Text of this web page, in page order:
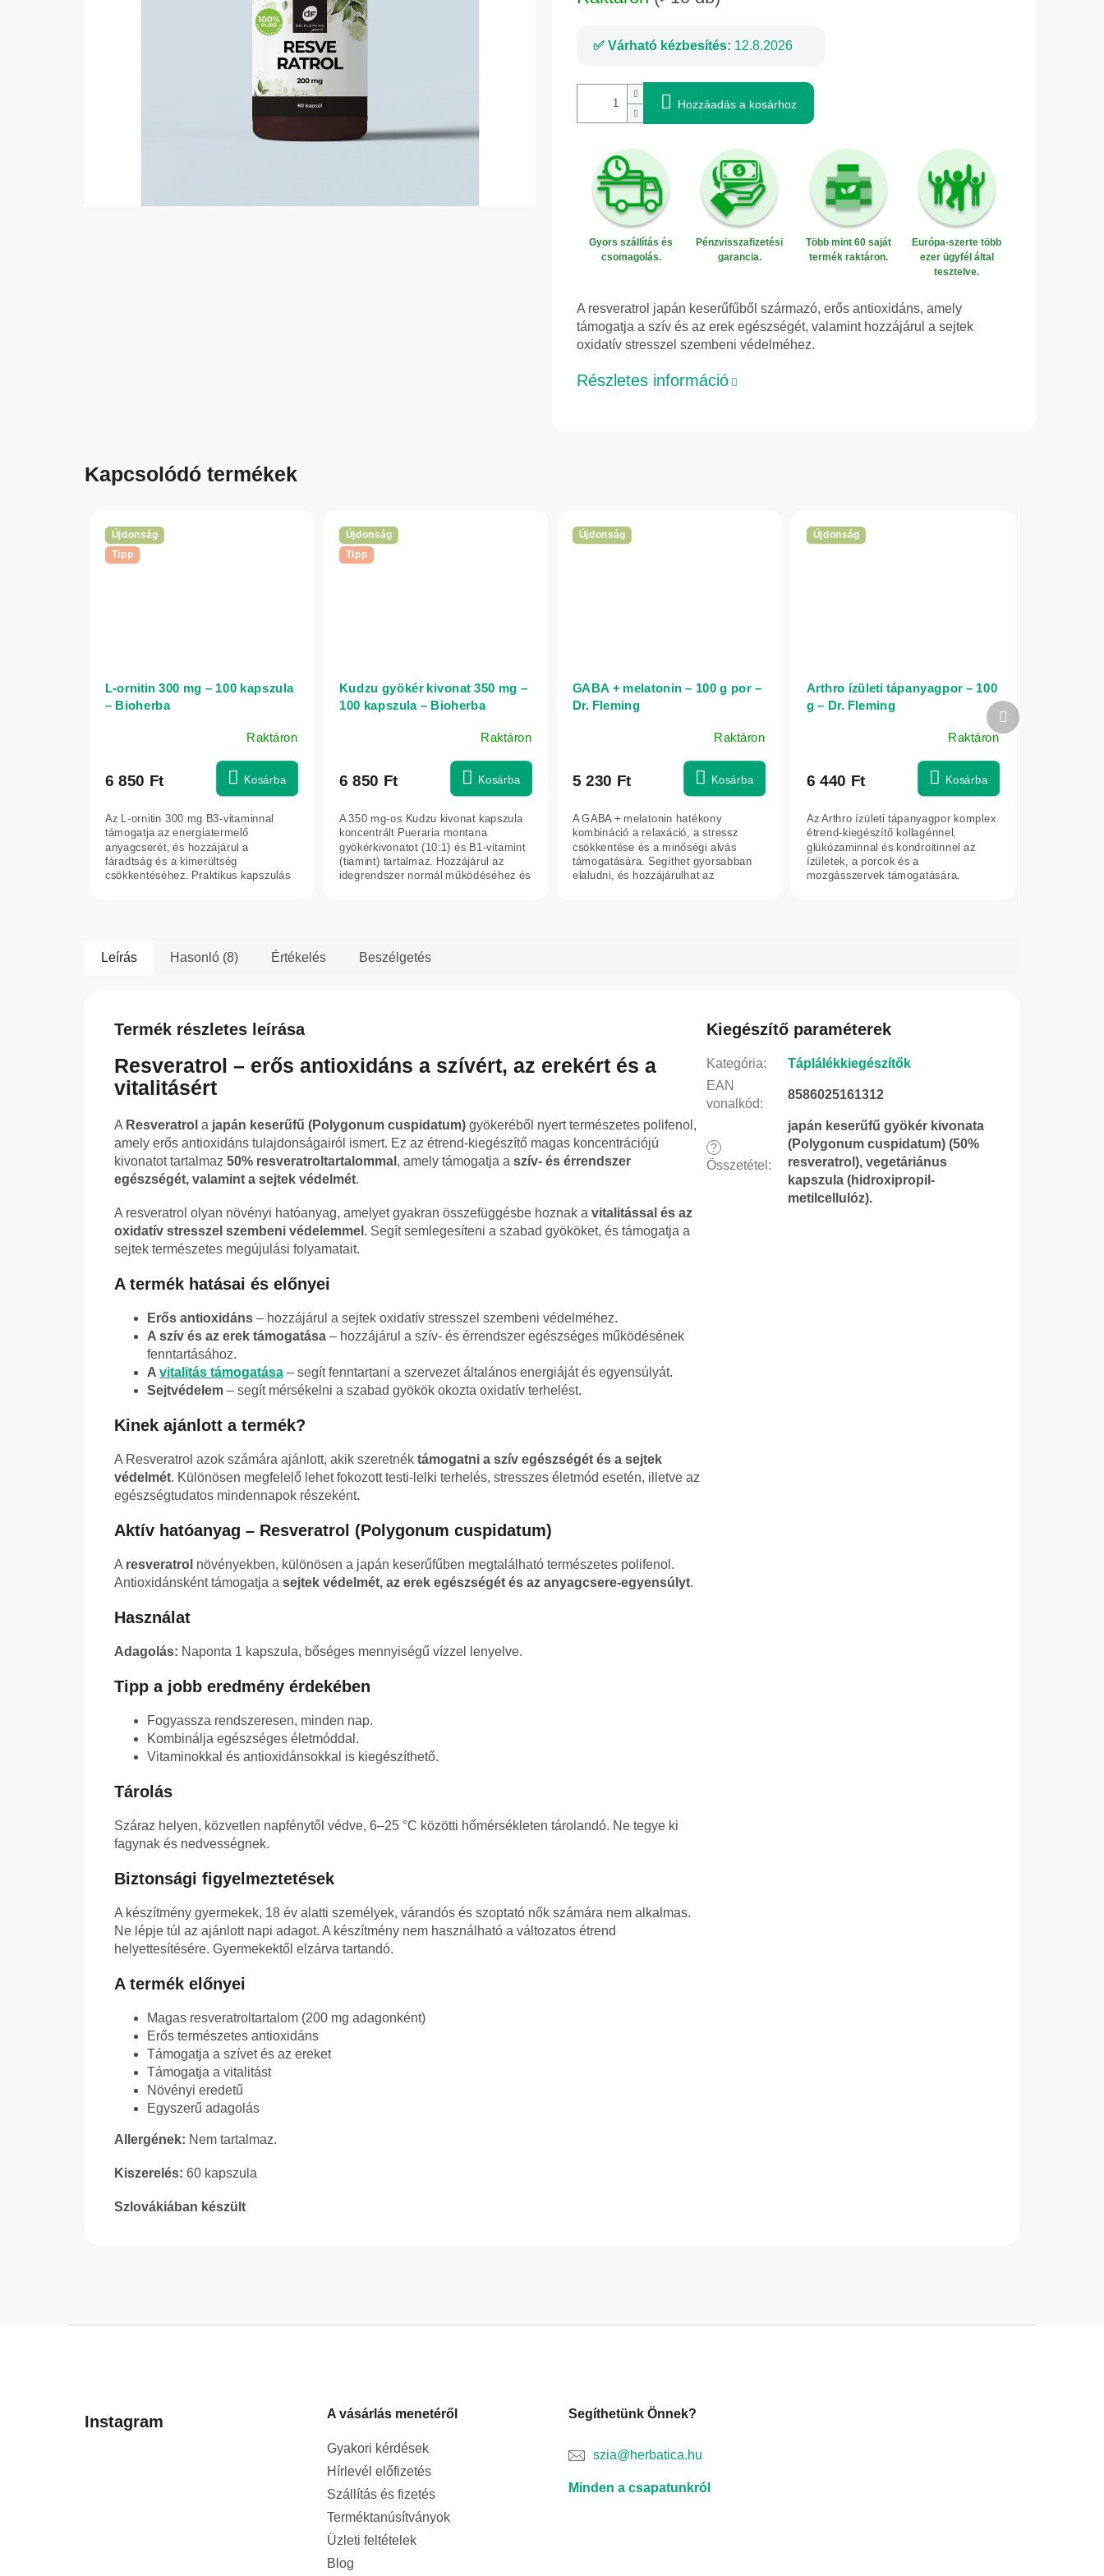
Várható kézbesítés: 12.8.2026
Hozzáadás a kosárhoz
Gyors szállítás és
csomagolás.
Pénzvisszafizetési
garancia.
Több mint 60 saját
termék raktáron.
Európa-szerte több
ezer ügyfél által
tesztelve.
A resveratrol japán keserűfűből származó, erős antioxidáns, amely
támogatja a szív és az erek egészségét, valamint hozzájárul a sejtek
oxidatív stresszel szembeni védelméhez.
Részletes információ
Kapcsolódó termékek
Újdonság
Tipp
L-ornitin 300 mg – 100 kapszula
– Bioherba
Raktáron
6 850 Ft Kosárba
Az L-ornitin 300 mg B3-vitaminnal
támogatja az energiatermelő
anyagcserét, és hozzájárul a
fáradtság és a kimerültség
csökkentéséhez. Praktikus kapszulás
Újdonság
Tipp
Kudzu gyökér kivonat 350 mg –
100 kapszula – Bioherba
Raktáron
6 850 Ft Kosárba
A 350 mg-os Kudzu kivonat kapszula
koncentrált Pueraria montana
gyökérkivonatot (10:1) és B1-vitamint
(tiamint) tartalmaz. Hozzájárul az
idegrendszer normál működéséhez és
Újdonság
GABA + melatonin – 100 g por –
Dr. Fleming
Raktáron
5 230 Ft Kosárba
A GABA + melatonin hatékony
kombináció a relaxáció, a stressz
csökkentése és a minőségi alvás
támogatására. Segíthet gyorsabban
elaludni, és hozzájárulhat az
Újdonság
Arthro ízületi tápanyagpor – 100
g – Dr. Fleming
Raktáron
6 440 Ft Kosárba
Az Arthro ízületi tápanyagpor komplex
étrend-kiegészítő kollagénnel,
glükózaminnal és kondroitinnel az
ízületek, a porcok és a
mozgásszervek támogatására.
Következő
termék
Leírás Hasonló (8) Értékelés Beszélgetés
Termék részletes leírása
Resveratrol – erős antioxidáns a szívért, az erekért és a
vitalitásért
A Resveratrol a japán keserűfű (Polygonum cuspidatum) gyökeréből nyert természetes polifenol,
amely erős antioxidáns tulajdonságairól ismert. Ez az étrend-kiegészítő magas koncentrációjú
kivonatot tartalmaz 50% resveratroltartalommal , amely támogatja a szív- és érrendszer
egészségét, valamint a sejtek védelmét.
A resveratrol olyan növényi hatóanyag, amelyet gyakran összefüggésbe hoznak a vitalitással és az
oxidatív stresszel szembeni védelemmel . Segít semlegesíteni a szabad gyököket, és támogatja a
sejtek természetes megújulási folyamatait.
A termék hatásai és előnyei
Erős antioxidáns – hozzájárul a sejtek oxidatív stresszel szembeni védelméhez.
A szív és az erek támogatása – hozzájárul a szív- és érrendszer egészséges működésének
fenntartásához.
A vitalitás támogatása – segít fenntartani a szervezet általános energiáját és egyensúlyát.
Sejtvédelem – segít mérsékelni a szabad gyökök okozta oxidatív terhelést.
Kinek ajánlott a termék?
A Resveratrol azok számára ajánlott, akik szeretnék támogatni a szív egészségét és a sejtek
védelmét. Különösen megfelelő lehet fokozott testi-lelki terhelés, stresszes életmód esetén, illetve az
egészségtudatos mindennapok részeként.
Aktív hatóanyag – Resveratrol (Polygonum cuspidatum)
A resveratrol növényekben, különösen a japán keserűfűben megtalálható természetes polifenol.
Antioxidánsként támogatja a sejtek védelmét, az erek egészségét és az anyagcsere-egyensúlyt.
Használat
Adagolás: Naponta 1 kapszula, bőséges mennyiségű vízzel lenyelve.
Tipp a jobb eredmény érdekében
Fogyassza rendszeresen, minden nap.
Kombinálja egészséges életmóddal.
Vitaminokkal és antioxidánsokkal is kiegészíthető.
Tárolás
Száraz helyen, közvetlen napfénytől védve, 6–25 °C közötti hőmérsékleten tárolandó. Ne tegye ki
fagynak és nedvességnek.
Biztonsági figyelmeztetések
A készítmény gyermekek, 18 év alatti személyek, várandós és szoptató nők számára nem alkalmas.
Ne lépje túl az ajánlott napi adagot. A készítmény nem használható a változatos étrend
helyettesítésére. Gyermekektől elzárva tartandó.
A termék előnyei
Magas resveratroltartalom (200 mg adagonként)
Erős természetes antioxidáns
Támogatja a szívet és az ereket
Támogatja a vitalitást
Növényi eredetű
Egyszerű adagolás
Allergének: Nem tartalmaz.
Kiszerelés: 60 kapszula
Szlovákiában készült
Kiegészítő paraméterek
Kategória:
Táplálékkiegészítők
EAN
vonalkód:
8586025161312
?
Összetétel :
japán keserűfű gyökér kivonata
(Polygonum cuspidatum) (50%
resveratrol), vegetáriánus
kapszula (hidroxipropil-
metilcellulóz).
Instagram A vásárlás menetéről
Gyakori kérdések
Hírlevél előfizetés
Szállítás és fizetés
Terméktanúsítványok
Üzleti feltételek
Blog
Segíthetünk Önnek?
szia@herbatica.hu
Minden a csapatunkról